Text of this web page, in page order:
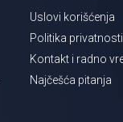
Uslovi korišćenja
Politika privatnosti
Kontakt i radno
Najčešća pitanja